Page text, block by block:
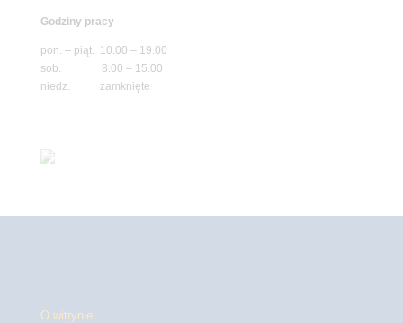
Godziny pracy
pon. – piąt. 10.00 – 19.00
sob. 8.00 – 15.00
niedz. zamknięte
O witrynie